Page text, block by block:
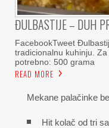
ĐULBASTIJE – DUH
FacebookTweet
tradicionalnu kuhinju.
potrebno: 500 grama
READ MORE
Mekane palačinke
Hit kolač od tri